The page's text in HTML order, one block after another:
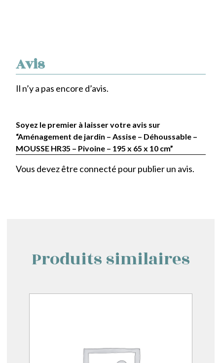
Avis
Il n’y a pas encore d’avis.
Soyez le premier à laisser votre avis sur
“Aménagement de jardin – Assise – Déhoussable –
MOUSSE HR35 – Pivoine – 195 x 65 x 10 cm”
Vous devez être connecté pour publier un avis.
Produits similaires